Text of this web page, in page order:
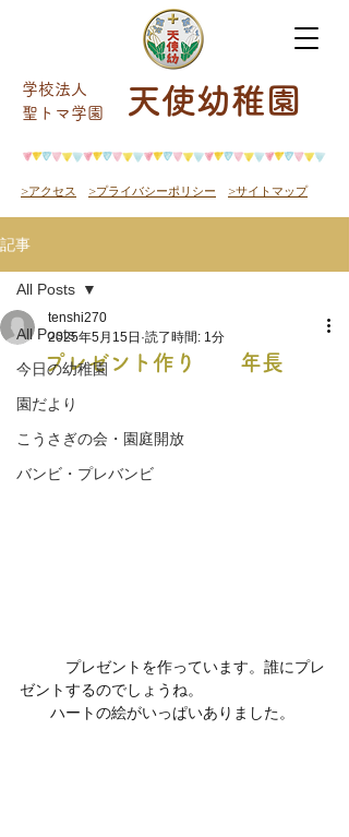
天使幼稚園
学校法人
​聖トマ学園
>アクセス >プライバシーポリシー >サイトマップ
記事
All Posts
今日の幼稚園
園だより
こうさぎの会・園庭開放
バンビ・プレバンビ
All Posts
プレゼント作り 年長
tenshi270
2025年5月15日 読了時間: 1分
プレゼントを作っています。誰にプレ
ゼントするのでしょうね。
ハートの絵がいっぱいありました。